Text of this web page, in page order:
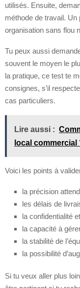
utilisés. Ensuite,
méthode de travail. Un
organisation sans flou
Tu peux aussi
souvent le moyen le
la pratique, ce test te
consignes, s’il
cas particuliers.
Lire aussi :
local commercial
Voici les points à
la précision
les délais de
la confidentialité
la capacité à
la stabilité de
la possibilité
Si tu veux aller plus